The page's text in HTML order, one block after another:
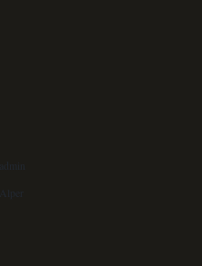
admin
Alper